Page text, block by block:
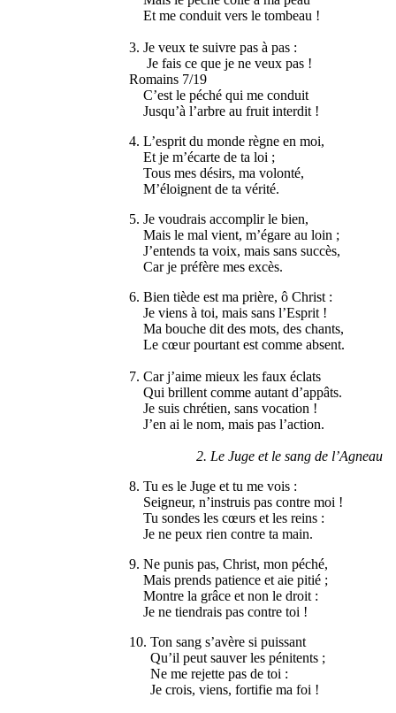
Et me conduit vers le tombeau !
3. Je veux te suivre pas à pas :
Je fais ce que je ne veux pas !
Romains 7/19
C’est le péché qui me conduit
Jusqu’à l’arbre au fruit interdit !
4. L’esprit du monde règne en moi,
Et je m’écarte de ta loi ;
Tous mes désirs, ma volonté,
M’éloignent de ta vérité.
5. Je voudrais accomplir le bien,
Mais le mal vient, m’égare au loin ;
J’entends ta voix, mais sans succès,
Car je préfère mes excès.
6. Bien tiède est ma prière, ô Christ :
Je viens à toi, mais sans l’Esprit !
Ma bouche dit des mots, des chants,
Le cœur pourtant est comme absent.
7. Car j’aime mieux les faux éclats
Qui brillent comme autant d’appâts.
Je suis chrétien, sans vocation !
J’en ai le nom, mais pas l’action.
2. Le Juge et le sang de l’Agneau
8. Tu es le Juge et tu me vois :
Seigneur, n’instruis pas contre moi !
Tu sondes les cœurs et les reins :
Je ne peux rien contre ta main.
9. Ne punis pas, Christ, mon péché,
Mais prends patience et aie pitié ;
Montre la grâce et non le droit :
Je ne tiendrais pas contre toi !
10. Ton sang s’avère si puissant
Qu’il peut sauver les pénitents ;
Ne me rejette pas de toi :
Je crois, viens, fortifie ma foi !